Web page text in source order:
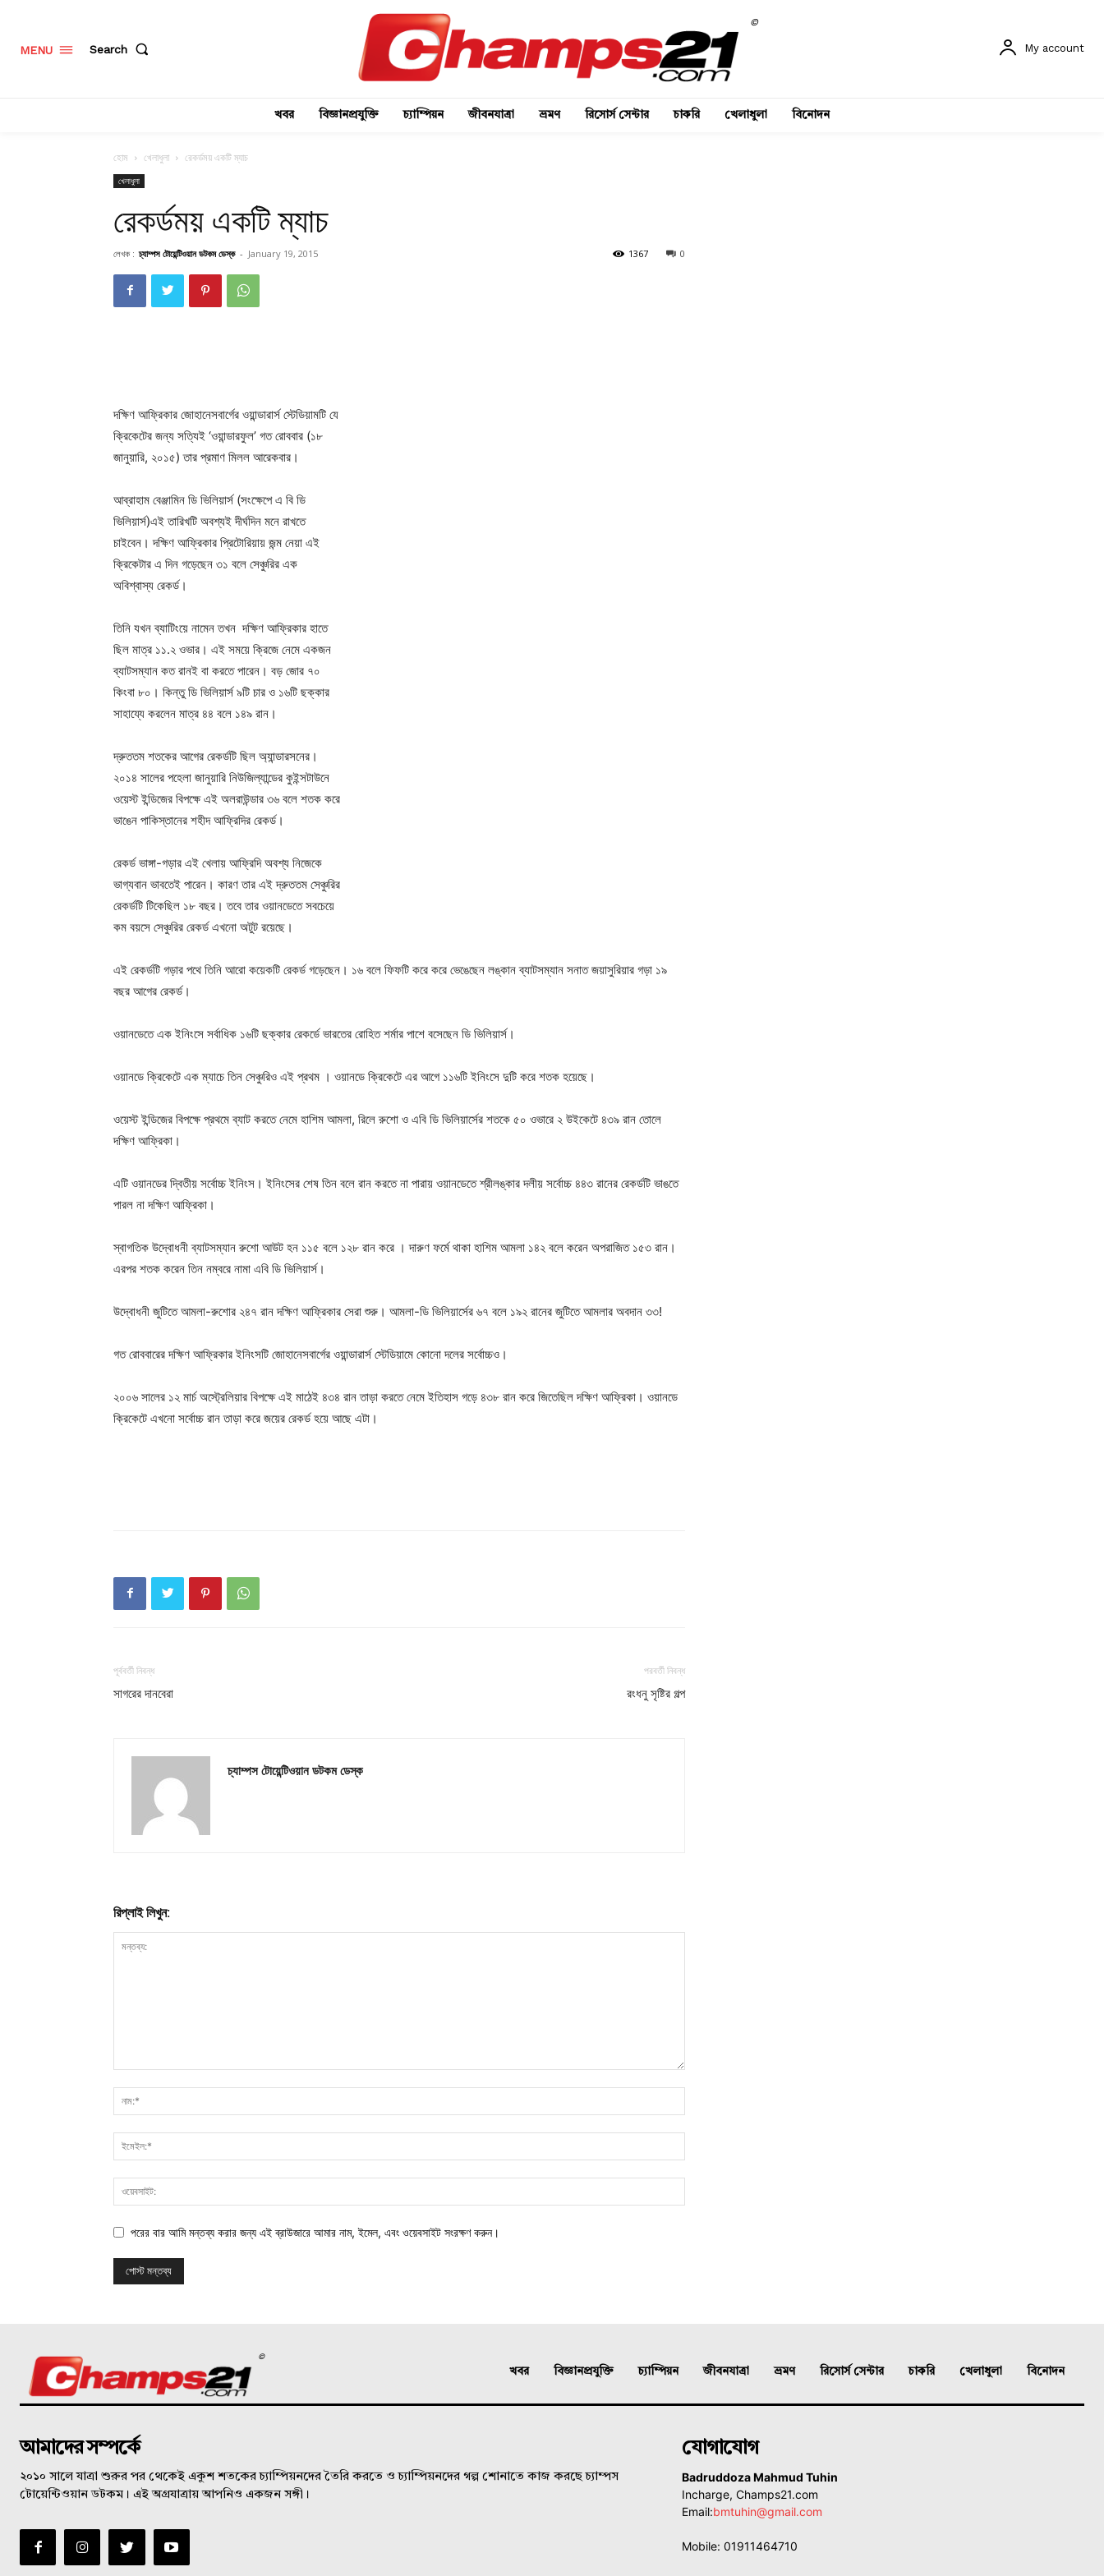
Champs21
About
My account
MENU Search
©
My account
খবর বিজ্ঞানপ্রযুক্তি চ্যাম্পিয়ন জীবনযাত্রা ভ্রমণ রিসোর্স সেন্টার চাকরি খেলাধুলা বিনোদন
হোম খেলাধুলা রেকর্ডময় একটি ম্যাচ
খেলাধুলা
রেকর্ডময় একটি ম্যাচ
লেখক : চ্যাম্পস টোয়েন্টিওয়ান ডটকম ডেস্ক - January 19, 2015 0
1367
দক্ষিণ আফ্রিকার জোহানেসবার্গের ওয়ান্ডারার্স স্টেডিয়ামটি যে
ক্রিকেটের জন্য সত্যিই ‘ওয়ান্ডারফুল’ গত রোববার (১৮
জানুয়ারি, ২০১৫) তার প্রমাণ মিলল আরেকবার।
আব্রাহাম বেঞ্জামিন ডি ভিলিয়ার্স (সংক্ষেপে এ বি ডি
ভিলিয়ার্স)এই তারিখটি অবশ্যই দীর্ঘদিন মনে রাখতে
চাইবেন। দক্ষিণ আফ্রিকার প্রিটোরিয়ায় জন্ম নেয়া এই
ক্রিকেটার এ দিন গড়েছেন ৩১ বলে সেঞ্চুরির এক
অবিশ্বাস্য রেকর্ড।
তিনি যখন ব্যাটিংয়ে নামেন তখন দক্ষিণ আফ্রিকার হাতে
ছিল মাত্র ১১.২ ওভার। এই সময়ে ক্রিজে নেমে একজন
ব্যাটসম্যান কত রানই বা করতে পারেন। বড় জোর ৭০
কিংবা ৮০। কিন্তু ডি ভিলিয়ার্স ৯টি চার ও ১৬টি ছক্কার
সাহায্যে করলেন মাত্র ৪৪ বলে ১৪৯ রান।
দ্রুততম শতকের আগের রেকর্ডটি ছিল অ্যান্ডারসনের।
২০১৪ সালের পহেলা জানুয়ারি নিউজিল্যান্ডের কুইন্সটাউনে
ওয়েস্ট ইন্ডিজের বিপক্ষে এই অলরাউন্ডার ৩৬ বলে শতক করে
ভাঙেন পাকিস্তানের শহীদ আফ্রিদির রেকর্ড।
রেকর্ড ভাঙ্গা-গড়ার এই খেলায় আফ্রিদি অবশ্য নিজেকে
ভাগ্যবান ভাবতেই পারেন। কারণ তার এই দ্রুততম সেঞ্চুরির
রেকর্ডটি টিকেছিল ১৮ বছর। তবে তার ওয়ানডেতে সবচেয়ে
কম বয়সে সেঞ্চুরির রেকর্ড এখনো অটুট রয়েছে।
এই রেকর্ডটি গড়ার পথে তিনি আরো কয়েকটি রেকর্ড গড়েছেন। ১৬ বলে ফিফটি করে করে ভেঙেছেন লঙ্কান ব্যাটসম্যান সনাত জয়াসুরিয়ার গড়া ১৯
বছর আগের রেকর্ড।
ওয়ানডেতে এক ইনিংসে সর্বাধিক ১৬টি ছক্কার রেকর্ডে ভারতের রোহিত শর্মার পাশে বসেছেন ডি ভিলিয়ার্স।
ওয়ানডে ক্রিকেটে এক ম্যাচে তিন সেঞ্চুরিও এই প্রথম । ওয়ানডে ক্রিকেটে এর আগে ১১৬টি ইনিংসে দুটি করে শতক হয়েছে।
ওয়েস্ট ইন্ডিজের বিপক্ষে প্রথমে ব্যাট করতে নেমে হাশিম আমলা, রিলে রুশো ও এবি ডি ভিলিয়ার্সের শতকে ৫০ ওভারে ২ উইকেটে ৪৩৯ রান তোলে
দক্ষিণ আফ্রিকা।
এটি ওয়ানডের দ্বিতীয় সর্বোচ্চ ইনিংস। ইনিংসের শেষ তিন বলে রান করতে না পারায় ওয়ানডেতে শ্রীলঙ্কার দলীয় সর্বোচ্চ ৪৪৩ রানের রেকর্ডটি ভাঙতে
পারল না দক্ষিণ আফ্রিকা।
স্বাগতিক উদ্বোধনী ব্যাটসম্যান রুশো আউট হন ১১৫ বলে ১২৮ রান করে । দারুণ ফর্মে থাকা হাশিম আমলা ১৪২ বলে করেন অপরাজিত ১৫৩ রান।
এরপর শতক করেন তিন নম্বরে নামা এবি ডি ভিলিয়ার্স।
উদ্বোধনী জুটিতে আমলা-রুশোর ২৪৭ রান দক্ষিণ আফ্রিকার সেরা শুরু। আমলা-ডি ভিলিয়ার্সের ৬৭ বলে ১৯২ রানের জুটিতে আমলার অবদান ৩৩!
গত রোববারের দক্ষিণ আফ্রিকার ইনিংসটি জোহানেসবার্গের ওয়ান্ডারার্স স্টেডিয়ামে কোনো দলের সর্বোচ্চও।
২০০৬ সালের ১২ মার্চ অস্ট্রেলিয়ার বিপক্ষে এই মাঠেই ৪৩৪ রান তাড়া করতে নেমে ইতিহাস গড়ে ৪৩৮ রান করে জিতেছিল দক্ষিণ আফ্রিকা। ওয়ানডে
ক্রিকেটে এখনো সর্বোচ্চ রান তাড়া করে জয়ের রেকর্ড হয়ে আছে এটা।
পূর্ববর্তী নিবন্ধ
সাগরের দানবেরা
পরবর্তী নিবন্ধ
রংধনু সৃষ্টির গল্প
চ্যাম্পস টোয়েন্টিওয়ান ডটকম ডেস্ক
রিপ্লাই লিখুন:
পরের বার আমি মন্তব্য করার জন্য এই ব্রাউজারে আমার নাম, ইমেল, এবং ওয়েবসাইট সংরক্ষণ করুন।
©
খবর বিজ্ঞানপ্রযুক্তি চ্যাম্পিয়ন জীবনযাত্রা ভ্রমণ রিসোর্স সেন্টার চাকরি খেলাধুলা বিনোদন
আমাদের সম্পর্কে
২০১০ সালে যাত্রা শুরুর পর থেকেই একুশ শতকের চ্যাম্পিয়নদের তৈরি করতে ও চ্যাম্পিয়নদের গল্প শোনাতে কাজ করছে চ্যাম্পস
টোয়েন্টিওয়ান ডটকম। এই অগ্রযাত্রায় আপনিও একজন সঙ্গী।
যোগাযোগ
Badruddoza Mahmud Tuhin
Incharge, Champs21.com
Email:bmtuhin@gmail.com
Mobile: 01911464710